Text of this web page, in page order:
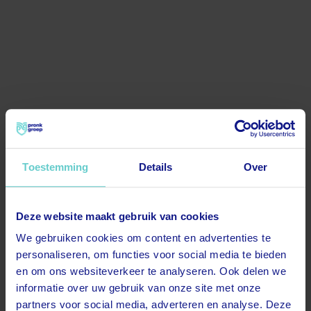
Toestemming Details Over
Deze website maakt gebruik van cookies
We gebruiken cookies om content en advertenties te
personaliseren, om functies voor social media te bieden
en om ons websiteverkeer te analyseren. Ook delen we
informatie over uw gebruik van onze site met onze
partners voor social media, adverteren en analyse. Deze
500